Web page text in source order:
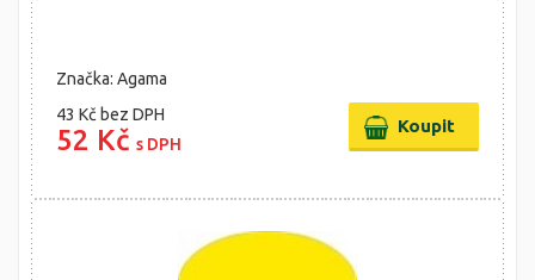
Značka: Agama
43 Kč bez DPH
52 Kč s DPH